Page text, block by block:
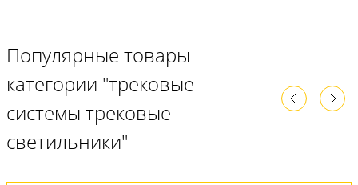
Популярные товары
категории "трековые
системы трековые
светильники"